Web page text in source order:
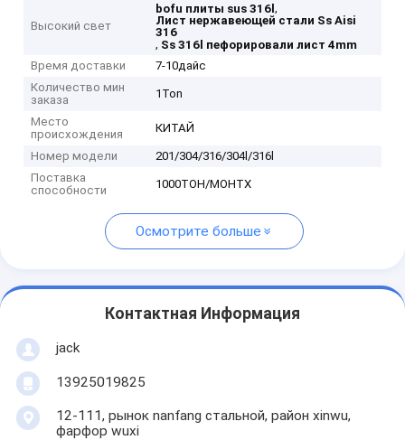
Высокий свет
bofu плиты sus 316l,
Лист нержавеющей стали Ss Aisi
316
, Ss 316l пефорировали лист 4mm
Время доставки
7-10дайс
Количество мин
заказа
1Ton
Место
происхождения
КИТАЙ
Номер модели
201/304/316/304l/316l
Поставка
способности
1000ТОН/МОНТХ
Осмотрите больше
Контактная Информация
jack
13925019825
12-111, рынок nanfang стальной, район xinwu,
фарфор wuxi